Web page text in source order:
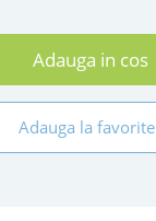
Adauga in cos
Adauga la favorite